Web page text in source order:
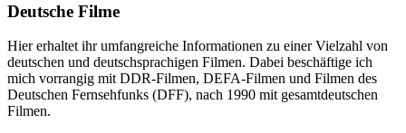
Deutsche Filme
Hier erhaltet ihr umfangreiche Informationen zu einer Vielzahl von
deutschen und deutschsprachigen Filmen. Dabei beschäftige ich
mich vorrangig mit DDR-Filmen, DEFA-Filmen und Filmen des
Deutschen Fernsehfunks (DFF), nach 1990 mit gesamtdeutschen
Filmen.